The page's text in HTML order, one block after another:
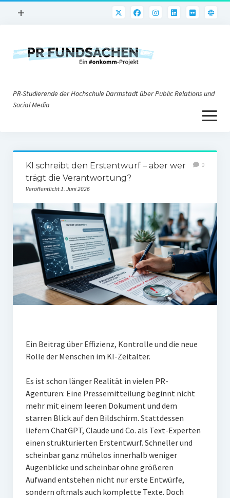
Menü
+
PR@h_da
Nonprofit-PR
Corporate Weblogs
Social Media
PR-Theorie
PR-Ethik
PR-Literatur
PR-Studien
Künstliche Intelligenz
Wasserknappheit in Deutschland
Klimaneutrales Tanken
Zukunft der Bildung
Vom Trend zur Tonne
PR-Studierende der Hochschule Darmstadt über Public Relations und
Social Media
Menü
öffnen
Über uns
Impressum
Datenschutz
KI schreibt den Erstentwurf – aber wer
trägt die Verantwortung?
Veröffentlicht 1. Juni 2026
0
Ein Beitrag über Effizienz, Kontrolle und die neue
Rolle der Menschen im KI-Zeitalter.
Es ist schon länger Realität in vielen PR-
Agenturen: Eine Pressemitteilung beginnt nicht
mehr mit einem leeren Dokument und dem
starren Blick auf den Bildschirm. Stattdessen
liefern ChatGPT, Claude und Co. als Text-Experten
einen strukturierten Erstentwurf. Schneller und
scheinbar ganz mühelos innerhalb weniger
Augenblicke und scheinbar ohne größeren
Aufwand entstehen nicht nur erste Entwürfe,
sondern oftmals auch komplette Texte. Doch